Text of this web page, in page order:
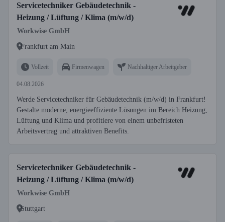
Servicetechniker Gebäudetechnik -
Heizung / Lüftung / Klima (m/w/d)
Workwise GmbH
Frankfurt am Main
Vollzeit Firmenwagen Nachhaltiger Arbeitgeber
04.08.2026
Werde Servicetechniker für Gebäudetechnik (m/w/d) in Frankfurt!
Gestalte moderne, energieeffiziente Lösungen im Bereich Heizung,
Lüftung und Klima und profitiere von einem unbefristeten
Arbeitsvertrag und attraktiven Benefits.
Servicetechniker Gebäudetechnik -
Heizung / Lüftung / Klima (m/w/d)
Workwise GmbH
Stuttgart